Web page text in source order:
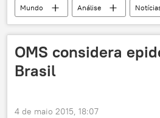
Mundo Análise
OMS considera
Brasil
4 de maio 2015, 18:07